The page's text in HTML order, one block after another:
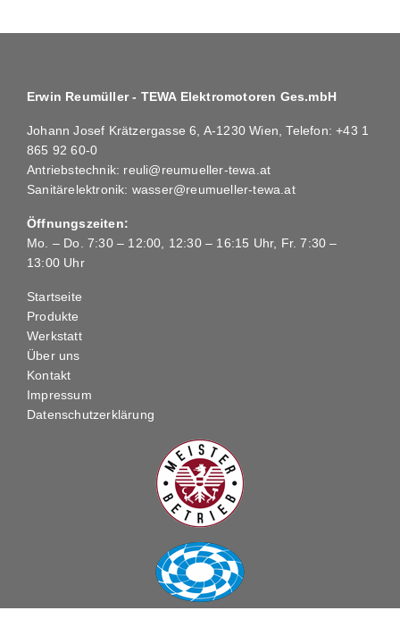
Erwin Reumüller - TEWA Elektromotoren Ges.mbH
Johann Josef Krätzergasse 6, A-1230 Wien, Telefon:+43 1
865 92 60-0
Antriebstechnik: reuli@reumueller-tewa.at
Sanitärelektronik: wasser@reumueller-tewa.at
Öffnungszeiten:
Mo. – Do. 7:30 – 12:00, 12:30 – 16:15 Uhr, Fr. 7:30 –
13:00 Uhr
Startseite
Produkte
Werkstatt
Über uns
Kontakt
Impressum
Datenschutzerklärung